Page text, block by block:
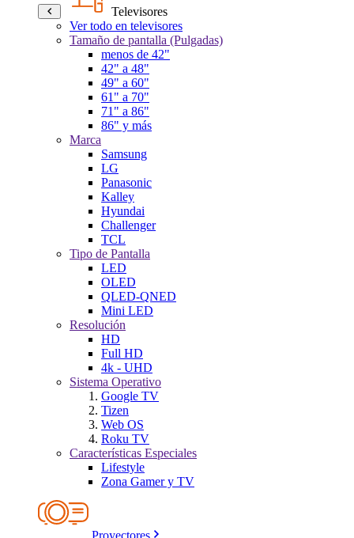
Televisores
Ver todo en televisores
Tamaño de pantalla (Pulgadas)
menos de 42"
42" a 48"
49" a 60"
61" a 70"
71" a 86"
86" y más
Marca
Samsung
LG
Panasonic
Kalley
Hyundai
Challenger
TCL
Tipo de Pantalla
LED
OLED
QLED-QNED
Mini LED
Resolución
HD
Full HD
4k - UHD
Sistema Operativo
Google TV
Tizen
Web OS
Roku TV
Características Especiales
Lifestyle
Zona Gamer y TV
Proyectores